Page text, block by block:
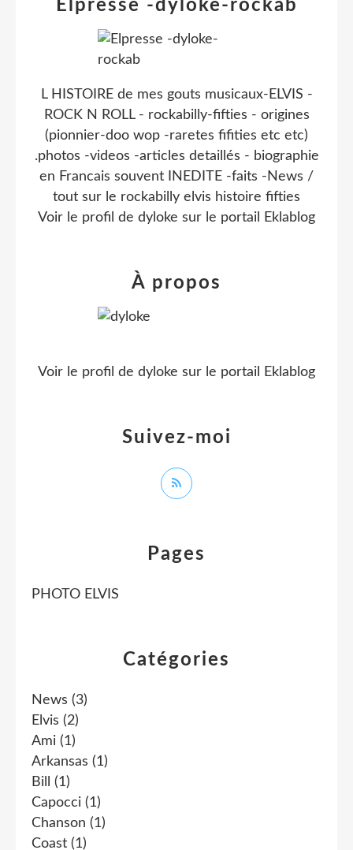
Catégories
News (3)
Elvis (2)
Ami (1)
Arkansas (1)
Bill
(1)
Capocci (1)
Chanson (1)
Coast (1)
Pages
PHOTO ELVIS
Elpresse -dyloke-rockab
L HISTOIRE de mes gouts musicaux-ELVIS -
ROCK N ROLL - rockabilly-fifties - origines
(pionnier-doo wop -raretes fifities etc etc)
.photos -videos -articles detaillés - biographie
en Francais souvent INEDITE -faits -News /
tout sur le rockabilly elvis histoire fifties
Voir le profil de dyloke sur le portail Eklablog
Suivez-moi
À propos
Voir le profil de dyloke sur le portail Eklablog